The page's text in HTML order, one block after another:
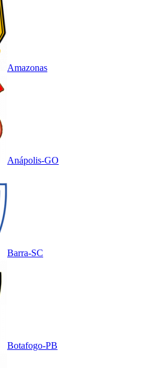
Amazonas
Anápolis-GO
Barra-SC
Botafogo-PB